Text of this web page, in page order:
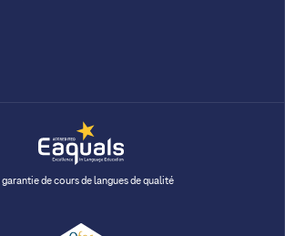
garantie de cours de langues de qualité